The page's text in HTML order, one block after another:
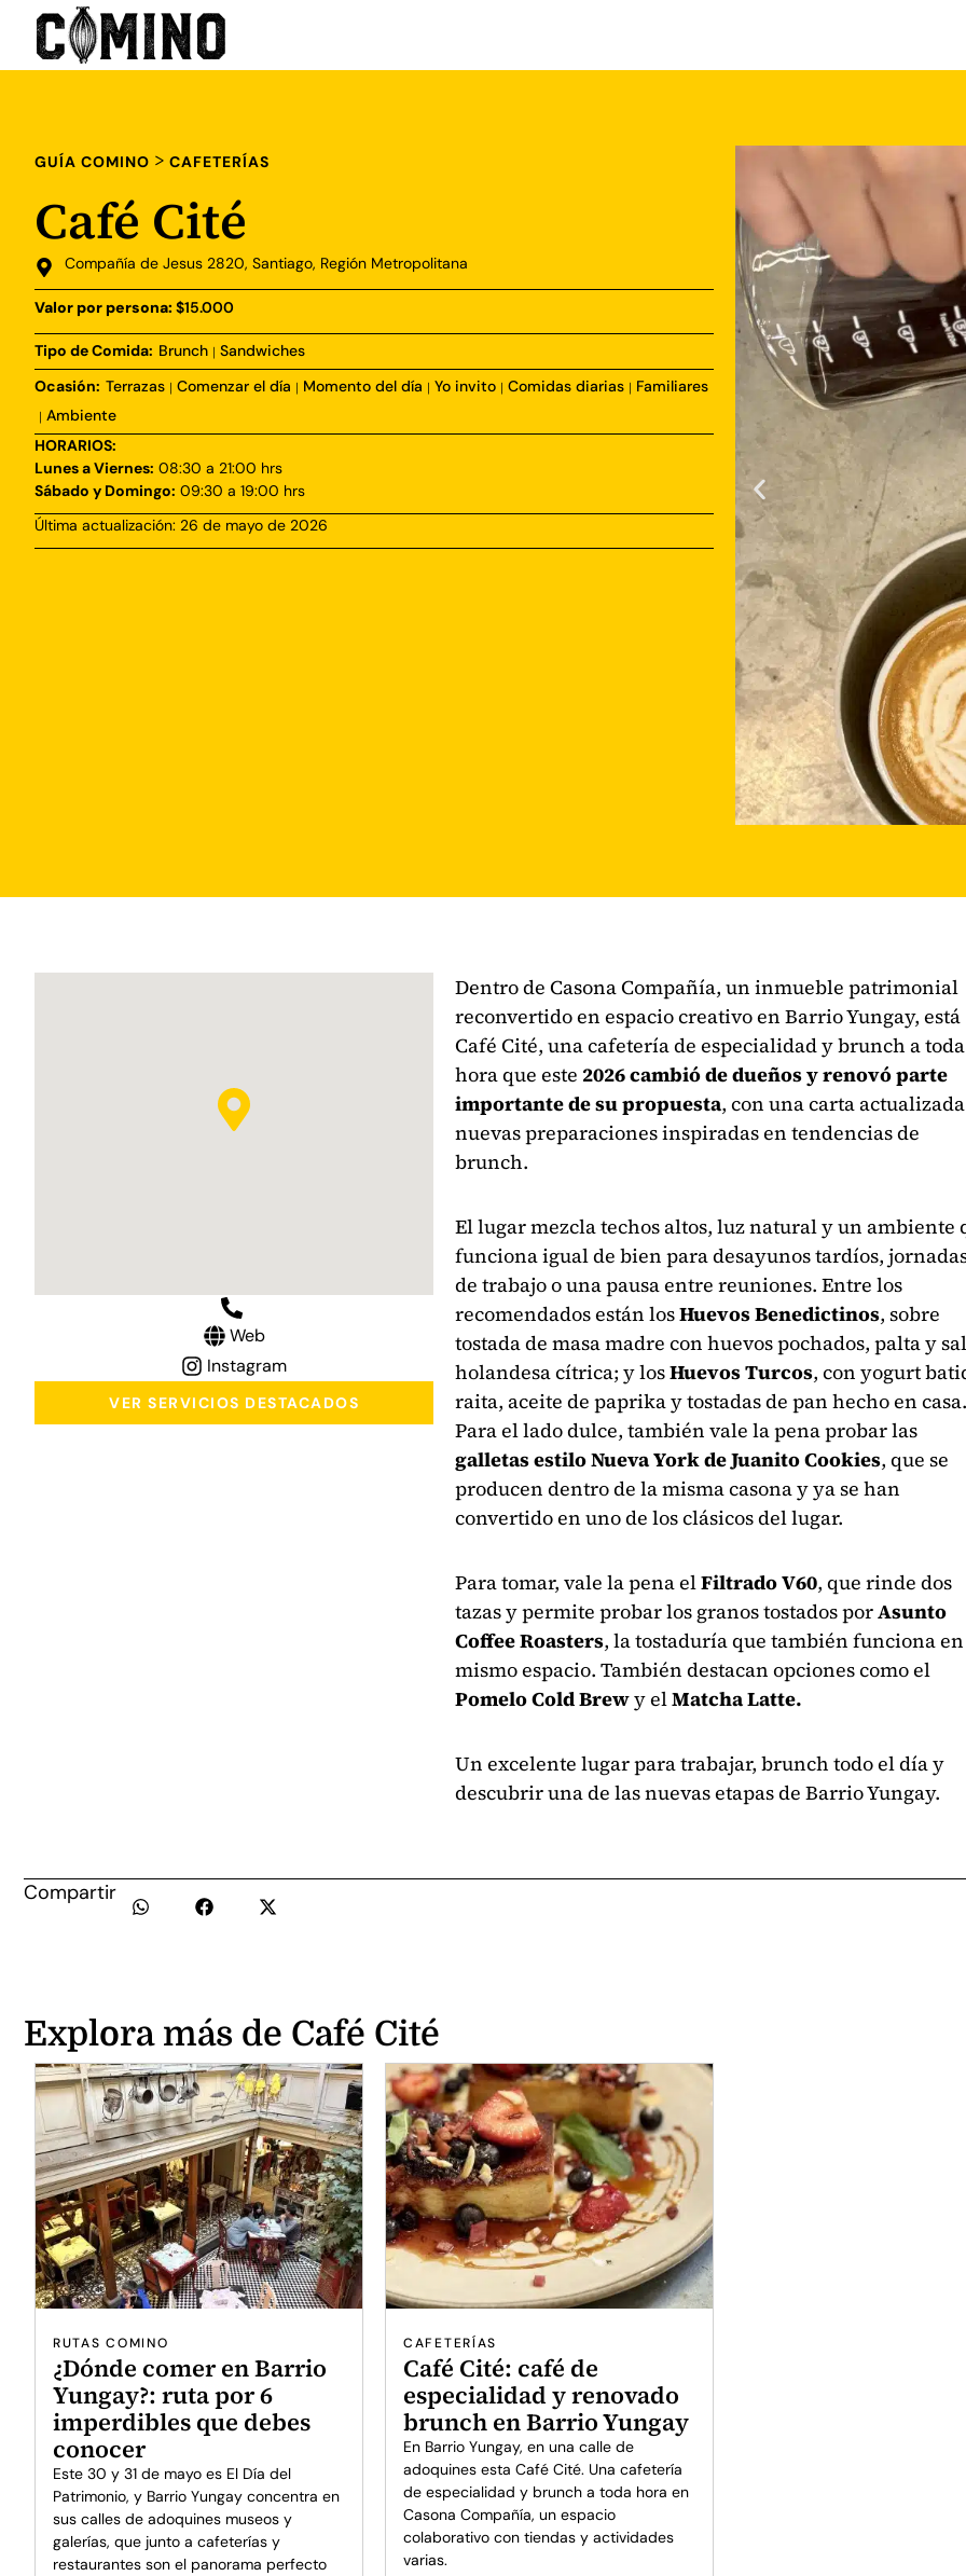
GUÍA COMINO > CAFETERÍAS
Café Cité
Compañía de Jesus 2820, Santiago, Región Metropolitana
Valor por persona: $15.000
Tipo de Comida: Brunch | Sandwiches
Ocasión: Terrazas | Comenzar el día | Momento del día | Yo invito | Comidas diarias | Familiares
| Ambiente
HORARIOS:
Lunes a Viernes: 08:30 a 21:00 hrs
Sábado y Domingo: 09:30 a 19:00 hrs
Última actualización: 26 de mayo de 2026
Web
Instagram
VER SERVICIOS DESTACADOS
Dentro de Casona Compañía, un inmueble patrimonial
reconvertido en espacio creativo en Barrio Yungay, está
Café Cité, una cafetería de especialidad y brunch a toda
hora que este 2026 cambió de dueños y renovó parte
importante de su propuesta, con una carta
nuevas preparaciones inspiradas en tendencias de
brunch.
El lugar mezcla techos altos, luz natural y un ambiente
funciona igual de bien para desayunos tardíos,
de trabajo o una pausa entre reuniones. Entre los
recomendados están losHuevos Benedictinos, sobre
tostada de masa madre con huevos pochados, palta y
holandesa cítrica; y losHuevos Turcos, con yogurt
raita, aceite de paprika y tostadas de pan hecho en casa.
Para el lado dulce, también vale la pena probar las
galletas estilo Nueva York de Juanito Cookies, que se
producen dentro de la misma casona y ya se han
convertido en uno de los clásicos del lugar.
Para tomar, vale la pena elFiltrado V60, que rinde dos
tazas y permite probar los granos tostados porAsunto
Coffee Roasters, la tostaduría que también funciona
mismo espacio. También destacan opciones como el
Pomelo Cold Brewy elMatcha Latte.
Un excelente lugar para trabajar, brunch todo el día y
descubrir una de las nuevas etapas de Barrio Yungay.
Compartir
Explora más de Café Cité
RUTAS COMINO
¿Dónde comer en Barrio
Yungay?: ruta por 6
imperdibles que debes
conocer
Este 30 y 31 de mayo es El Día del
Patrimonio, y Barrio Yungay concentra en
sus calles de adoquines museos y
galerías, que junto a cafeterías y
restaurantes son el panorama perfecto
CAFETERÍAS
Café Cité: café de
especialidad y renovado
brunch en Barrio Yungay
En Barrio Yungay, en una calle de
adoquines esta Café Cité. Una cafetería
de especialidad y brunch a toda hora en
Casona Compañía, un espacio
colaborativo con tiendas y actividades
varias.